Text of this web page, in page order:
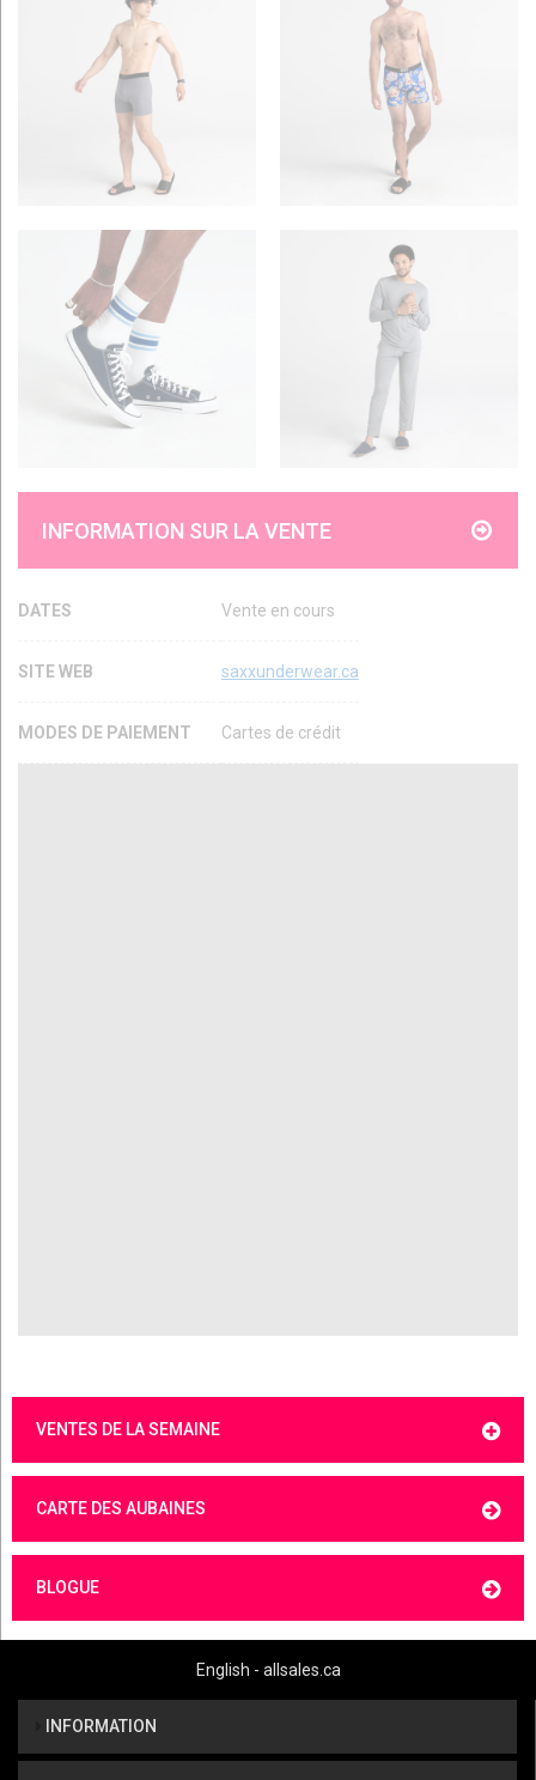
INFORMATION SUR LA VENTE
DATES Vente en cours
SITE WEB saxxunderwear.ca
MODES DE PAIEMENT Cartes de crédit
VENTES DE LA SEMAINE
CARTE DES AUBAINES
BLOGUE
English - allsales.ca
INFORMATION